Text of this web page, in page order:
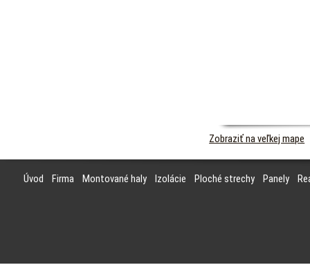
Zobraziť na veľkej mape
Úvod Firma Montované haly Izolácie Ploché strechy Panely